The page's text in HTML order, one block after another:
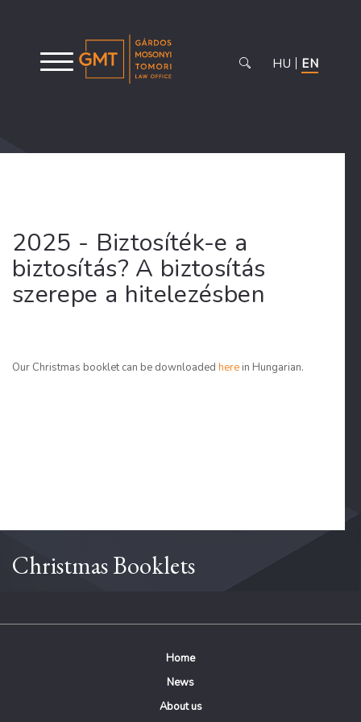
HU EN
2025 - Biztosíték-e a
biztosítás? A biztosítás
szerepe a hitelezésben
Our Christmas booklet can be downloaded here in Hungarian.
Christmas Booklets
Home
News
About us